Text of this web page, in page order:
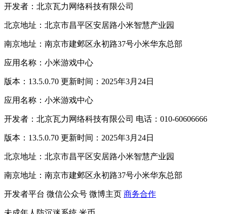
开发者：北京瓦力网络科技有限公司
北京地址：北京市昌平区安居路小米智慧产业园
南京地址：南京市建邺区永初路37号小米华东总部
应用名称：小米游戏中心
版本：13.5.0.70 更新时间：2025年3月24日
应用名称：小米游戏中心
开发者：北京瓦力网络科技有限公司 电话：010-60606666
版本：13.5.0.70 更新时间：2025年3月24日
北京地址：北京市昌平区安居路小米智慧产业园
南京地址：南京市建邺区永初路37号小米华东总部
开发者平台 微信公众号 微博主页 商务合作